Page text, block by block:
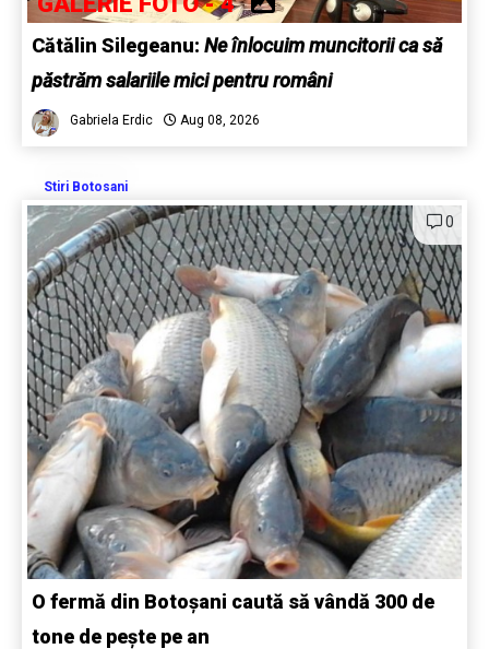
Cătălin Silegeanu: Ne înlocuim muncitorii ca să
păstrăm salariile mici pentru români
Gabriela Erdic Aug 08, 2026
Stiri Botosani
0
O fermă din Botoșani caută să vândă 300 de
tone de pește pe an